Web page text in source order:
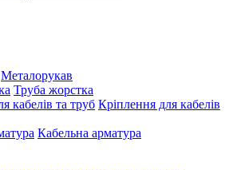
Металорукав
Труба жорстка
Кріплення для кабелів
Кабельна арматура